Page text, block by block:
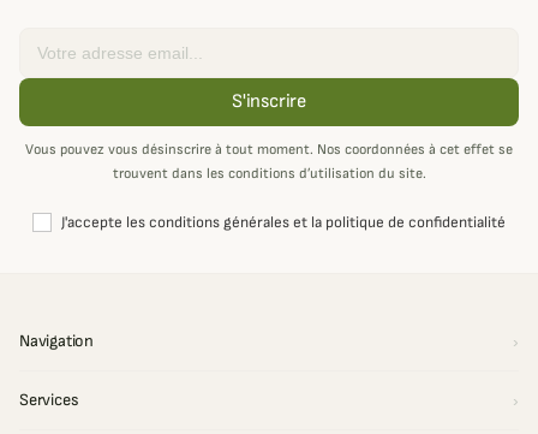
S'inscrire
Vous pouvez vous désinscrire à tout moment. Nos coordonnées à cet effet se
trouvent dans les conditions d’utilisation du site.
J'accepte les conditions générales et la politique de confidentialité
Navigation
Services